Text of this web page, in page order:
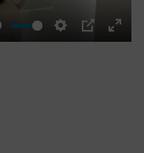
Settings
PIP
Enter